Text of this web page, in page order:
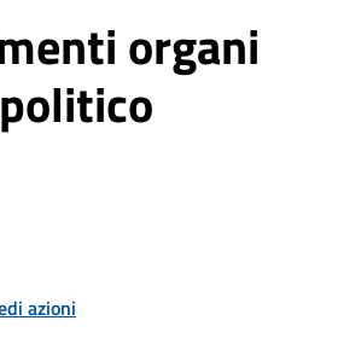
organi
azioni